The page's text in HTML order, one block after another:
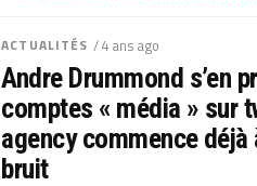
ACTUALITÉS / 4 ans ago
Andre Drummond s’en
comptes « média » sur
agency commence déjà
bruit